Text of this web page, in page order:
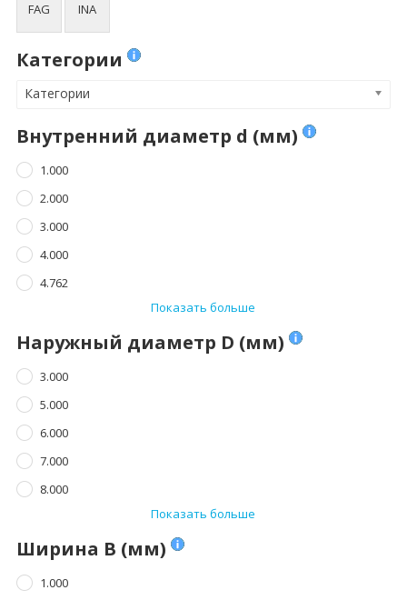
FAG INA
Категории
Категории
Внутренний диаметр d (мм)
1.000
2.000
3.000
4.000
4.762
Показать больше
Наружный диаметр D (мм)
3.000
5.000
6.000
7.000
8.000
Показать больше
Ширина B (мм)
1.000